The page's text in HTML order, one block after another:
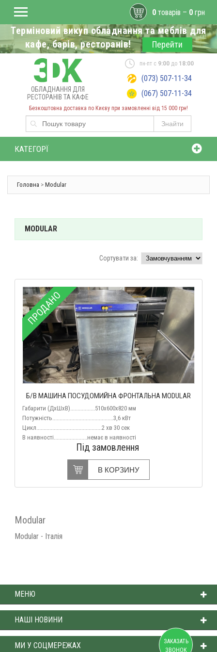
Терміновий викуп обладнання та меблів для
кафе, барів, ресторанів!
Перейти
ОБЛАДНАННЯ ДЛЯ
РЕСТОРАНІВ ТА КАФЕ
Безкоштовна доставка по Києву при замовленні від 15 000 грн!
Знайти
пн-пт с 9:00до 18:00
(073) 507-11-34
(067) 507-11-34
0 товарів – 0 грн
КАТЕГОРЇ
Головна > Modular
MODULAR
Сортувати за:
ПРОДАНО
Б/В МАШИНА ПОСУДОМИЙНА ФРОНТАЛЬНА MODULAR
Габарити (ДхШхВ).................510х600х820 мм
Потужність..........................................3,6 кВт
Цикл.............................................2 хв 30 сек
В наявності.......................немає в наявності
Під замовлення
В КОРЗИНУ
Modular
Modular - Італія
ЗАКАЗАТЬ
ЗВОНОК
МЕНЮ
НАШІ НОВИНИ
МИ У СОЦМЕРЕЖАХ